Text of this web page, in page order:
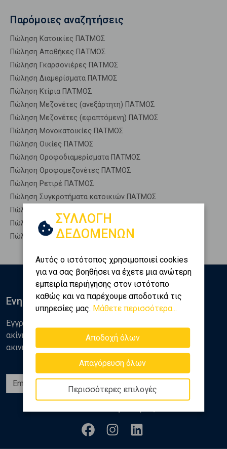
Παρόμοιες αναζητήσεις
Πώληση Κατοικίες ΠΑΤΜΟΣ
Πώληση Αποθήκες ΠΑΤΜΟΣ
Πώληση Γκαρσονιέρες ΠΑΤΜΟΣ
Πώληση Διαμερίσματα ΠΑΤΜΟΣ
Πώληση Κτίρια ΠΑΤΜΟΣ
Πώληση Μεζονέτες (ανεξάρτητη) ΠΑΤΜΟΣ
Πώληση Μεζονέτες (εφαπτόμενη) ΠΑΤΜΟΣ
Πώληση Μονοκατοικίες ΠΑΤΜΟΣ
Πώληση Οικίες ΠΑΤΜΟΣ
Πώληση Οροφοδιαμερίσματα ΠΑΤΜΟΣ
Πώληση Οροφομεζονέτες ΠΑΤΜΟΣ
Πώληση Ρετιρέ ΠΑΤΜΟΣ
Πώληση Συγκροτήματα κατοικιών ΠΑΤΜΟΣ
Πώληση Υπόγεια ΠΑΤΜΟΣ
Πώληση Υπόσκαφα ΠΑΤΜΟΣ
Πώληση Υπολ. υψουν ΠΑΤΜΟΣ
ΣΥΛΛΟΓΗ
ΔΕΔΟΜΕΝΩΝ
Αυτός ο ιστότοπος χρησιμοποιεί cookies
για να σας βοηθήσει να έχετε μια ανώτερη
εμπειρία περιήγησης στον ιστότοπο
καθώς και να παρέχουμε αποδοτικά τις
υπηρεσίες μας. Μάθετε περισσότερα...
Αποδοχή όλων
Απαγόρευση όλων
Περισσότερες επιλογές
Ενημερωθείτε
Εγγραφείτε στο newsletter της Golden Home για νέα
ακίνητα, αναλύσεις και διάφορα θέματα της αγοράς
ακινήτων